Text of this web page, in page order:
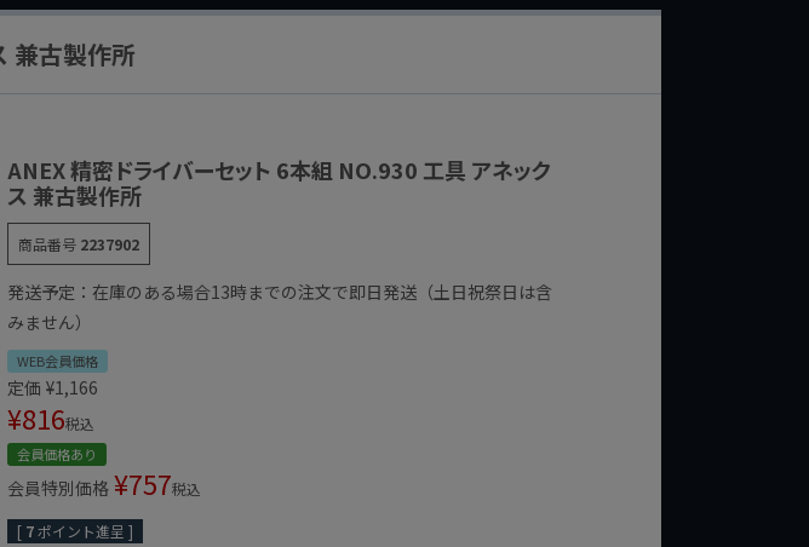
兼古製作所
ANEX 精密ドライバーセット 6本組 NO.930 工具 アネック
ス 兼古製作所
商品番号 2237902
発送予定：在庫のある場合13時までの注文で即日発送（土日祝祭日は含
みません）
WEB会員価格
定価 ¥1,166
¥816税込
会員価格あり
会員特別価格 ¥757税込
[ 7ポイント進呈 ]